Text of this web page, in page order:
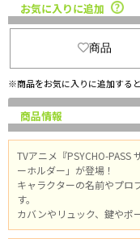
お気に入りに追加
商品
※商品をお気に入りに追加する
商品情報
TVアニメ『PSYCHO-
ーホルダー」が登場！
キャラクターの名前やプロ
す。
カバンやリュック、鍵やポ